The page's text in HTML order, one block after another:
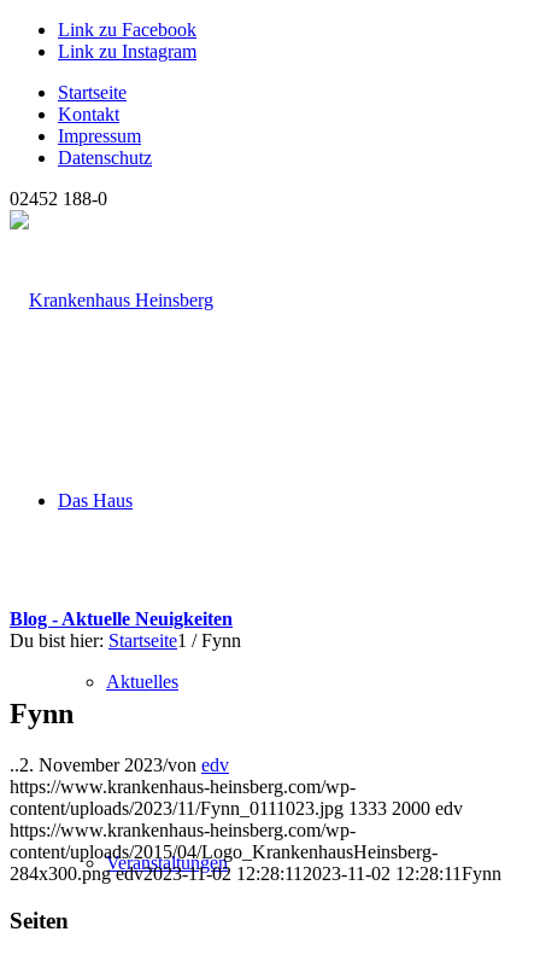
Link zu Facebook
Link zu Instagram
Startseite
Kontakt
Impressum
Datenschutz
02452 188-0
Das Haus
Aktuelles
Veranstaltungen
Blog - Aktuelle Neuigkeiten
Du bist hier: Startseite1 / Fynn
Fynn
..2. November 2023/von edv
https://www.krankenhaus-heinsberg.com/wp-
content/uploads/2023/11/Fynn_0111023.jpg 1333 2000 edv
https://www.krankenhaus-heinsberg.com/wp-
content/uploads/2015/04/Logo_KrankenhausHeinsberg-
284x300.png edv2023-11-02 12:28:11 2023-11-02 12:28:11Fynn
Seiten